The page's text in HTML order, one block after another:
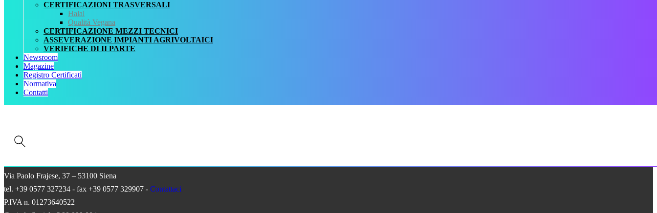
CERTIFICAZIONI TRASVERSALI
Halal
Qualità Vegana
CERTIFICAZIONE MEZZI TECNICI
ASSEVERAZIONE IMPIANTI AGRIVOLTAICI
VERIFICHE DI II PARTE
Newsroom
Magazine
Registro Certificati
Normativa
Contatti
NORMATIVA
AREA DOWNLOAD
POLITICA QHSE
FAQ – DOMANDE FREQUENTI
CONTATTI
Servizi
AIAB
BIOLOGICA
HALAL
Via Paolo Frajese, 37 – 53100 Siena
tel. +39 0577 327234 - fax +39 0577 329907 - Contattaci
P.IVA n. 01273640522
Necessari
strettamente
necessari per il
corretto
del sito e la